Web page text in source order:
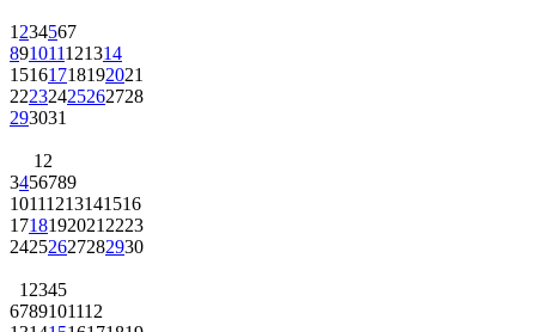
1 234567
891011121314
15161718192021
22232425262728
293031
1 2
3456789
10111213141516
1718192021 2223
24252627282930
1 2345
6789101112